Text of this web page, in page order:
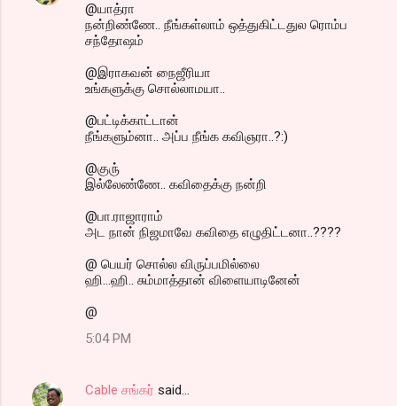
@யாத்ரா
நன்றிண்ணே.. நீங்கள்லாம் ஒத்துகிட்டதுல ரொம்ப
சந்தோஷம்
@இராகவன் நைஜீரியா
உங்களுக்கு சொல்லாமயா..
@பட்டிக்காட்டான்
நீங்களும்னா.. அப்ப நீங்க கவிஞரா..?:)
@குரு்
இல்லேண்ணே.. கவிதைக்கு நன்றி
@பா.ராஜாராம்
அட நான் நிஜமாவே கவிதை எழுதிட்டனா..????
@ பெயர் சொல்ல விருப்பமில்லை
ஹி...ஹி.. சும்மாத்தான் விளையாடினேன்
@
5:04 PM
Cable சங்கர் said…